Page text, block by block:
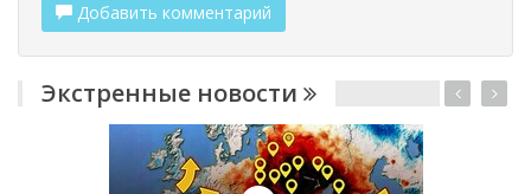
Добавить комментарий
Экстренные новости